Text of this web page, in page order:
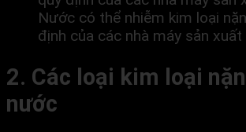
Nước có thể nhiễm kim loại
định của các nhà máy sản xuất
2. Các loại kim loại
nước